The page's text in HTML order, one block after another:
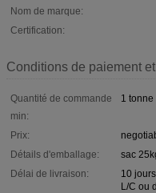
Nom de marque:
Certification:
Conditions de paiement
Quantité de commande
min:
1 tonne
Prix:
Détails d'emballage:
sac
Délai de livraison:
10
L/C ou